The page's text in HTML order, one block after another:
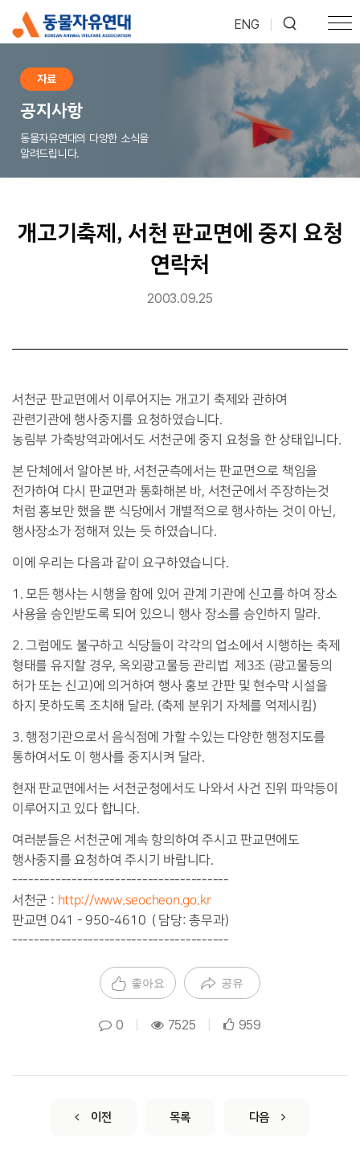
ENG
자료
공지사항
동물자유연대의 다양한 소식을
알려드립니다.
개고기축제, 서천 판교면에 중지 요청
연락처
2003.09.25
서천군 판교면에서 이루어지는 개고기 축제와 관하여
관련기관에 행사중지를 요청하였습니다.
농림부 가축방역과에서도 서천군에 중지 요청을 한 상태입니다.
본 단체에서 알아본 바, 서천군측에서는 판교면으로 책임을
전가하여 다시 판교면과 통화해본 바, 서천군에서 주장하는것
처럼 홍보만 했을 뿐 식당에서 개별적으로 행사하는 것이 아닌,
행사장소가 정해져 있는 듯 하였습니다.
이에 우리는 다음과 같이 요구하였습니다.
1. 모든 행사는 시행을 함에 있어 관계 기관에 신고를 하여 장소
사용을 승인받도록 되어 있으니 행사 장소를 승인하지 말라.
2. 그럼에도 불구하고 식당들이 각각의 업소에서 시행하는 축제
형태를 유지할 경우, 옥외광고물등 관리법 제3조 (광고물등의
허가 또는 신고)에 의거하여 행사 홍보 간판 및 현수막 시설을
하지 못하도록 조치해 달라. (축제 분위기 자체를 억제시킴)
3. 행정기관으로서 음식점에 가할 수있는 다양한 행정지도를
통하여서도 이 행사를 중지시켜 달라.
현재 판교면에서는 서천군청에서도 나와서 사건 진위 파악등이
이루어지고 있다 합니다.
여러분들은 서천군에 계속 항의하여 주시고 판교면에도
행사중지를 요청하여 주시기 바랍니다.
----------------------------------------
서천군 : http://www.seocheon.go.kr
판교면 041 - 950-4610 ( 담당: 총무과)
----------------------------------------
좋아요 공유
0 7525 959
이전 목록 다음